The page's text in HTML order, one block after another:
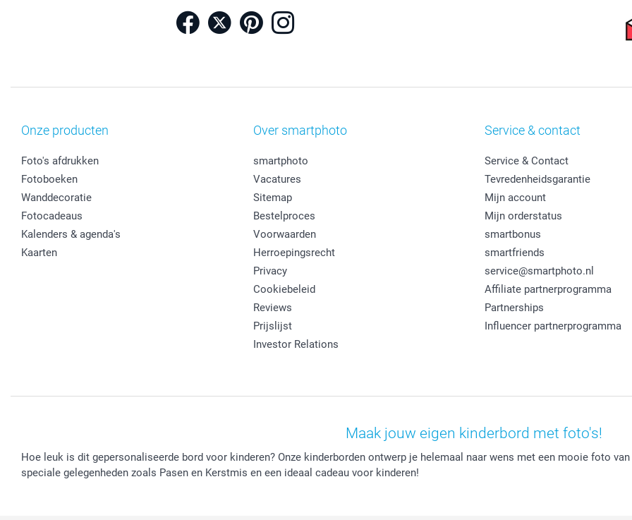
Onze producten
Foto's afdrukken
Fotoboeken
Wanddecoratie
Fotocadeaus
Kalenders & agenda's
Kaarten
Over smartphoto
smartphoto
Vacatures
Sitemap
Bestelproces
Voorwaarden
Herroepingsrecht
Privacy
Cookiebeleid
Reviews
Prijslijst
Investor Relations
Service & contact
Service & Contact
Tevredenheidsgarantie
Mijn account
Mijn orderstatus
smartbonus
smartfriends
service@smartphoto.nl
Affiliate partnerprogramma
Partnerships
Influencer partnerprogramma
Maak jouw eigen kinderbord met foto's!
Hoe leuk is dit gepersonaliseerde bord voor kinderen? Onze kinderborden ontwerp je helemaal naar wens met een mooie foto
speciale gelegenheden zoals Pasen en Kerstmis en een ideaal cadeau voor kinderen!